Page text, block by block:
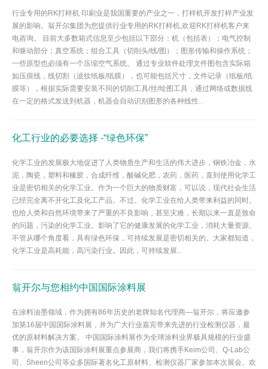
行业专用的RK打样机 印刷业是我国重要的产业之一，打样机开发打样产业发
展的影响。翁开尔集团为您提供行业专用的RK打样机,欢迎RK打样机客户来
电咨询。 目前大多数箱式信息至少包括以下部分：机（包括表）；电气控制
和驱动部分；真空系统；组合工具（切削头/线/图）；图形传输和操作系统；
一些原型也必须有一个压缩空气系统。 通过专业软件处理文件图包含实际箱
如压痕线，线切割（波纹纸板/纸膜），也可能包括尺寸，文件记录（纸板/纸
膜等），根据实际需要安装不同的切削工具/丝/绘图工具，通过网络或数据线
在一定的格式发送到机器，机器会自动识别图形的各种线性..
化工行业的必要选择 -“绿色环保”
化学工业的发展极大地促进了人类物质生产和生活的伟大进步，钢铁冶金，水
泥，陶瓷，塑料和橡胶，合成纤维，酸碱化肥，农药，医药，直到使用化学工
业是密切相关的化学工业。作为一个巨大的物质财富，可以说，现代社会生活
已经完全离不开化工及化工产品。不过。化学工业在给人类带来利益的同时。
也给人类和自然环境带来了严重的不良影响，甚至灾难，长期以来一直是致命
的问题，污染的化学工业。影响了它的健康发展的化学工业，消耗大量资源。
不管从哪个角度看，具有绿色环保，可持续发展是密切相关的。大家都知道，
化学工业是高耗能，高污染行业。因此，可持续发展..
翁开尔与您相约中国国际涂料展
在涂料油墨领域，作为拥有86年历史的老牌知名代理商—翁开尔，将应邀参
加第16届中国国际涂料展，并为广大行业嘉宾带来先进的行业检测仪器，最
优的原材料解决方案。 中国国际涂料展作为全球涂料业界极具规模的行业盛
事，翁开尔作为该国际涂料展重点参展商，我们将携手Keim公司、Q-Lab公
司、Sheen公司等众多国际著名化工原材料、检测仪器厂家参加本次展会。欢